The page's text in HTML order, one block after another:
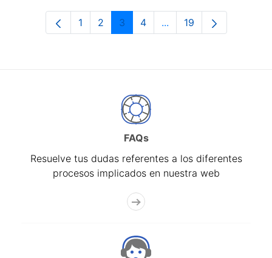
Página
1 Página
2 Página
3 Página
4 ...Páginas intermedias
Página
19
FAQs
Resuelve tus dudas referentes a los diferentes
procesos implicados en nuestra web